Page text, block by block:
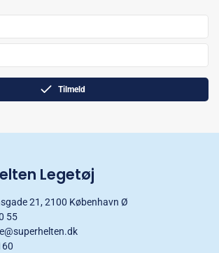
Tilmeld
Legetøj
21, 2100 København Ø
55